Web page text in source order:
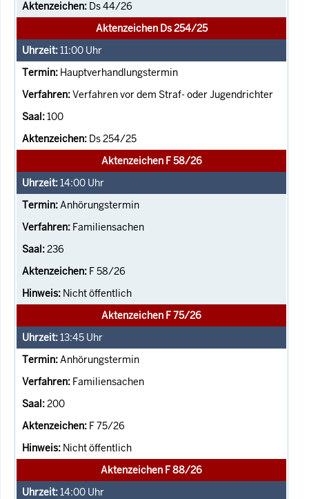
Ds 44/26
Aktenzeichen Ds 254/25
11:00 Uhr
Hauptverhandlungstermin
Verfahren vor dem Straf- oder Jugendrichter
100
Ds 254/25
Aktenzeichen F 58/26
14:00 Uhr
Anhörungstermin
Familiensachen
236
F 58/26
Nicht öffentlich
Aktenzeichen F 75/26
13:45 Uhr
Anhörungstermin
Familiensachen
200
F 75/26
Nicht öffentlich
Aktenzeichen F 88/26
14:00 Uhr